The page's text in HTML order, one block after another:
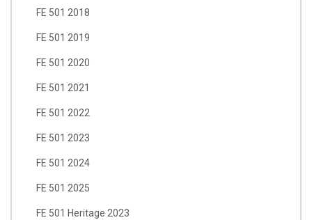
FE 501 2018
FE 501 2019
FE 501 2020
FE 501 2021
FE 501 2022
FE 501 2023
FE 501 2024
FE 501 2025
FE 501 Heritage 2023